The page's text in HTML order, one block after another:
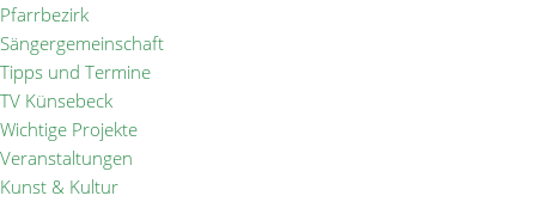
Pfarrbezirk
Sängergemeinschaft
Tipps und Termine
TV Künsebeck
Wichtige Projekte
Veranstaltungen
Kunst & Kultur